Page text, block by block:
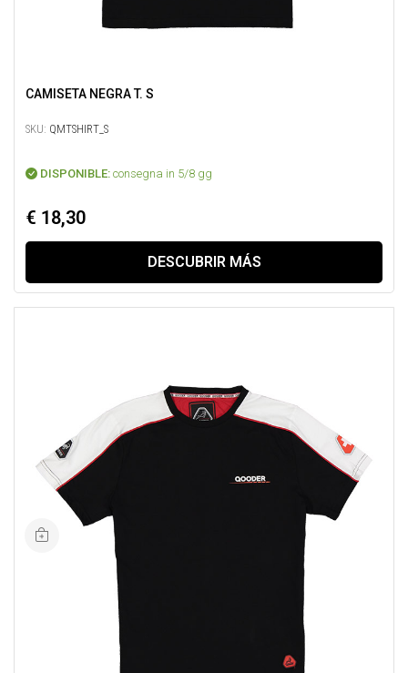
CAMISETA NEGRA T. S
SKU: QMTSHIRT_S
DISPONIBLE: consegna in 5/8 gg
€ 18,30
DESCUBRIR MÁS